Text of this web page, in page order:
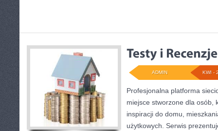
KWI -
ADMIN
Profesjonalna platforma
miejsce stworzone dla osób,
inspiracji do domu,
użytkowych. Serwis